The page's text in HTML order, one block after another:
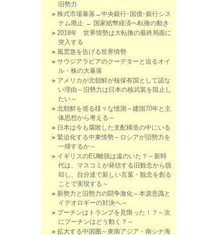
旧勢力
株式市場暴落→中央銀行･国債･銀行シス
テム廃止 → 国家紙幣経済へ転換の動き
2018年 世界情勢は大転換の最終局面に
突入する
風雲急を告げる世界情勢
サウジアラビアのクーデターと迫るオイ
ル・株の大暴落
アメリカが北朝鮮が核保有国として認な
い理由～旧勢力は日本の核武装を阻止し
たい～
北朝鮮を巡る様々な憶測～建国70年と主
体思想から考える～
日本は今も腐敗した支配構造の中にいる
緊迫化する中東情勢～ロシアが旧勢力を
一掃するか～
イギリスのEU離脱は遠のいた？～新時
代は、マスコミが発信する旧観念から脱
却し、自分達で新しい言葉・観念を創る
ことで実現する～
新勢力と旧勢力の闘争激化～本源意識と
イデオロギーの対決へ～
プーチンはトランプを見限った！？～次
にプーチンはどう動く？～
拡大する中国圏～東南アジア・南シナ海